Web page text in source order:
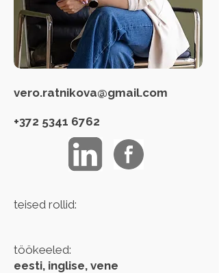
vero.ratnikova@gmail.com
+372 5341 6762
teised rollid:
töökeeled:
eesti, inglise, vene